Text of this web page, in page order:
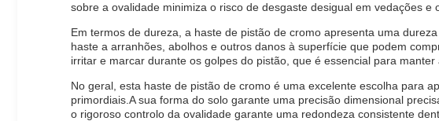
sobre a ovalidade minimiza o risco de desgaste desigual em vedações
Em termos de dureza, a haste de pistão de cromo apresenta uma
haste a arranhões, abolhos e outros danos à superfície que podem
irritar e marcar durante os golpes do pistão, que é essencial para
No geral, esta haste de pistão de cromo é uma excelente escolha para
primordiais.A sua forma do solo garante uma precisão dimensional
o rigoroso controlo da ovalidade garante uma redondeza consistente